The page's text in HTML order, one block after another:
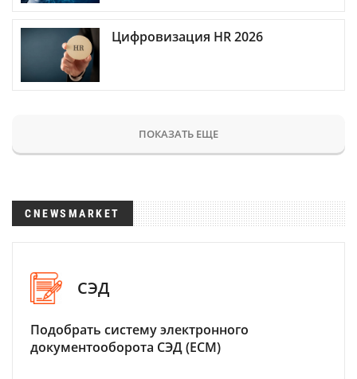
Цифровизация HR 2026
ПОКАЗАТЬ ЕЩЕ
CNEWSMARKET
СЭД
Подобрать систему электронного
документооборота СЭД (ECM)